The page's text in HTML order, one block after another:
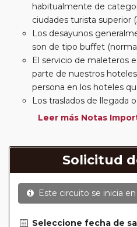
habitualmente de
ciudades turista superior
Los desayunos
son de tipo buffet
El servicio de maleteros
parte de nuestros
persona en los hoteles
Los traslados de llegada
estarán incluidos según
suplemento de media
almuerzos o cenas
En muchos itinerarios le
circuitos clásicos
mientras que en viajes
Leer más Notas
Solicitud
Este circuito se inicia en
Seleccione fecha de